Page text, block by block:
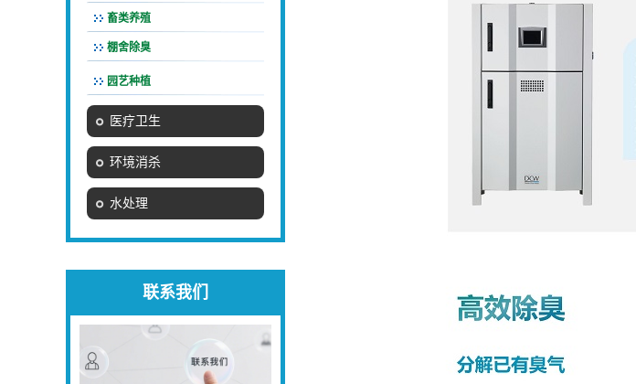
畜类养殖
棚舍除臭
园艺种植
医疗卫生
环境消杀
水处理
联系我们